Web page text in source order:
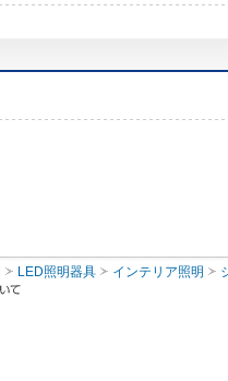
LED照明器具 インテリア照明